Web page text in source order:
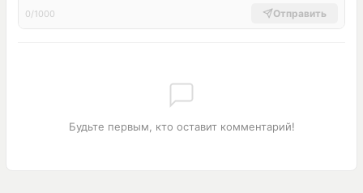
0/1000 Отправить
Будьте первым, кто оставит комментарий!